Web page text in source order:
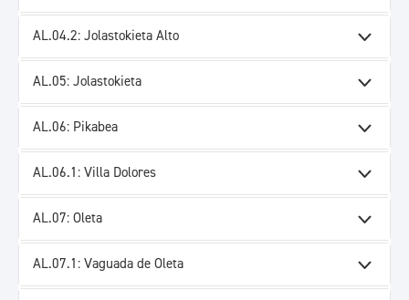
AL.04.2: Jolastokieta Alto
AL.05: Jolastokieta
AL.06: Pikabea
AL.06.1: Villa Dolores
AL.07: Oleta
AL.07.1: Vaguada de Oleta